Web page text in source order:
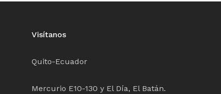
Visítanos
Quito-Ecuador
Mercurio E10-130 y El Día, El Batán.